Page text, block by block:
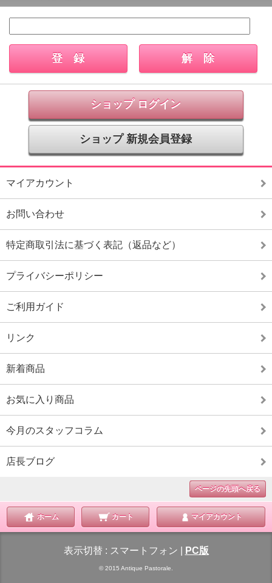
ショップ ログイン
ショップ 新規会員登録
マイアカウント
お問い合わせ
特定商取引法に基づく表記（返品など）
プライバシーポリシー
ご利用ガイド
リンク
新着商品
お気に入り商品
今月のスタッフコラム
店長ブログ
ページの先頭へ戻る
ホーム カート マイアカウント
表示切替 : スマートフォン PC版
© 2015 Antique Pastorale.